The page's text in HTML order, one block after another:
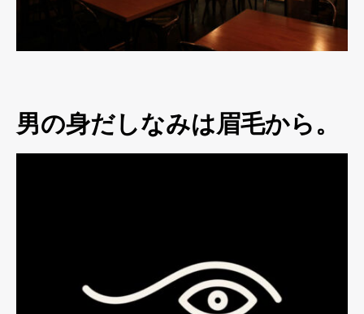
男の身だしなみは眉毛から。